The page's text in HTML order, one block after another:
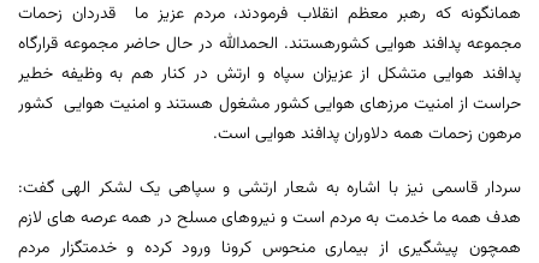
همانگونه که رهبر معظم انقلاب فرمودند، مردم عزیز ما قدردان زحمات
مجموعه پدافند هوایی کشورهستند. الحمدالله در حال حاضر مجموعه قرارگاه
پدافند هوایی متشکل از عزیزان سپاه و ارتش در کنار هم به وظیفه خطیر
حراست از امنیت مرزهای هوایی کشور مشغول هستند و امنیت هوایی کشور
مرهون زحمات همه دلاوران پدافند هوایی است.
سردار قاسمی نیز با اشاره به شعار ارتشی و سپاهی یک لشکر الهی گفت:
هدف همه ما خدمت به مردم است و نیروهای مسلح در همه عرصه های لازم
همچون پیشگیری از بیماری منحوس کرونا ورود کرده و خدمتگزار مردم